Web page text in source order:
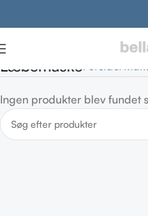
Læbemaske
Ingen produkter blev fundet